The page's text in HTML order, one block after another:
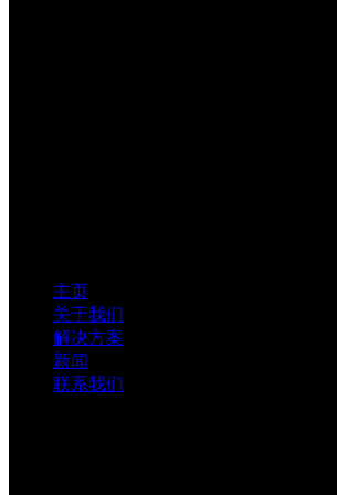
主页
关于我们
解决方案
新闻
联系我们